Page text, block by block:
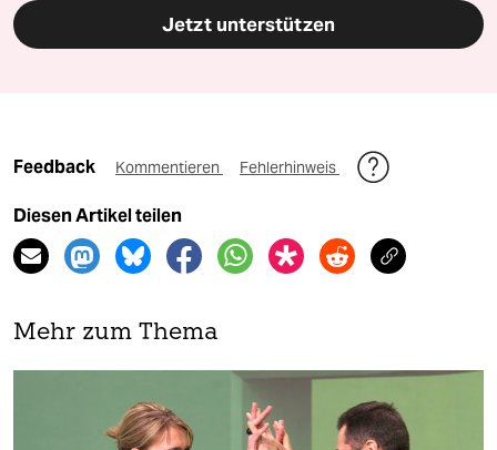
Jetzt unterstützen
Feedback Kommentieren Fehlerhinweis
Diesen Artikel teilen
Mehr zum Thema